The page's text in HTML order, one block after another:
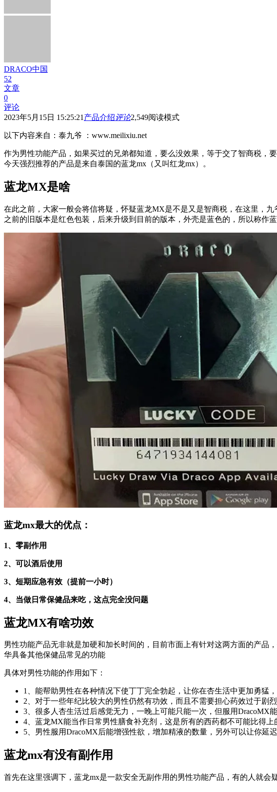
DRACO中国
52
文章
0
评论
2023年5月15日 15:25:21 产品介绍评论2,549阅读模式
以下内容来自：泰九爷 ：www.meilixiu.net
作为男性功能产品，如果买过的兄弟都知道，要么没效果，等于交了智商税，
今天强烈推荐的产品是来自泰国的蓝龙mx（又叫红龙mx）。
蓝龙MX是啥
在此之前，大家一般会将信将疑，怀疑蓝龙MX是不是又是智商税，在这里，
之前的旧版本是红色包装，后来升级到目前的版本，外壳是蓝色的，所以称作
蓝龙mx最大的优点：
1、零副作用
2、可以酒后使用
3、短期应急有效（提前一小时）
4、当做日常保健品来吃，这点完全没问题
蓝龙MX有啥功效
男性功能产品无非就是加硬和加长时间的，目前市面上有针对这两方面的产
华具备其他保健品常见的功能
具体对男性功能的作用如下：
1、能帮助男性在各种情况下使丁丁完全勃起，让你在杏生活中更加勇猛
2、对于一些年纪比较大的男性仍然有功效，而且不需要担心药效过于剧
3、很多人杏生活过后感觉无力，一晚上可能只能一次，但服用DracoMX
4、蓝龙MX能当作日常男性膳食补充剂，这是所有的西药都不可能比得
5、男性服用DracoMX后能增强性欲，增加精液的数量，另外可以让你延
蓝龙mx有没有副作用
首先在这里强调下，蓝龙mx是一款安全无副作用的男性功能产品，有的人就会